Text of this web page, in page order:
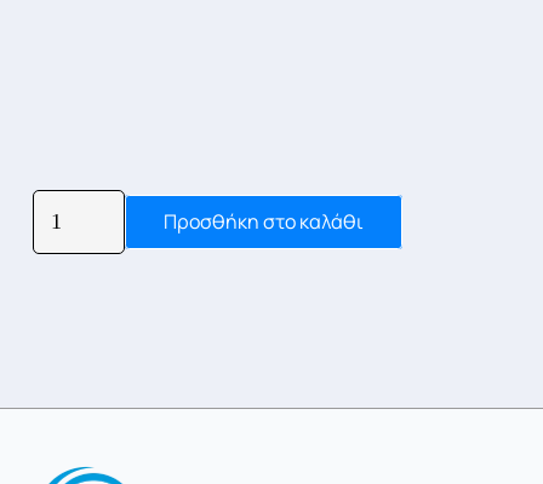
ΑΠΟΛΥΤΗΡΙΟ
Προσθήκη στο καλάθι